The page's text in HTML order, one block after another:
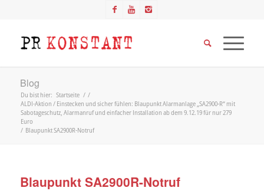
Blog
Du bist hier: Startseite / /
ALDI-Aktion / Einstecken und sicher fühlen: Blaupunkt Alarmanlage „SA2900-R“ mit
Sabotageschutz, Alarmanruf und einfacher Installation ab dem 9.12.19 für nur 279
Euro
/ Blaupunkt SA2900R-Notruf
Blaupunkt SA2900R-Notruf